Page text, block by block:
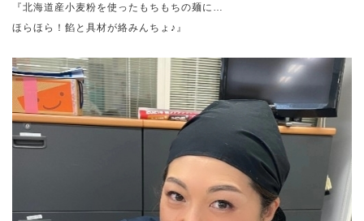
『北海道産小麦粉を使ったもちもちの麺に…
ほらほら！餡と具材が絡みんちょ♪』